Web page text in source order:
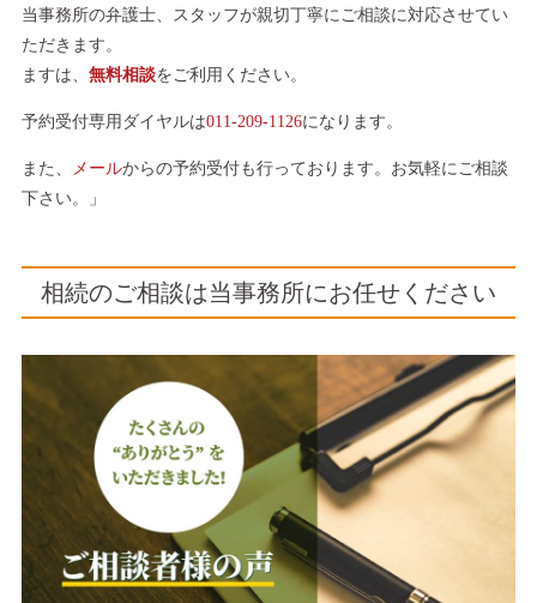
当事務所の弁護士、スタッフが親切丁寧にご相談に対応させてい
ただきます。
ますは、 無料相談をご利用ください。
予約受付専用ダイヤルは011-209-1126になります。
また、 メールからの予約受付も行っております。お気軽にご相談
下さい。」
相続のご相談は当事務所にお任せください